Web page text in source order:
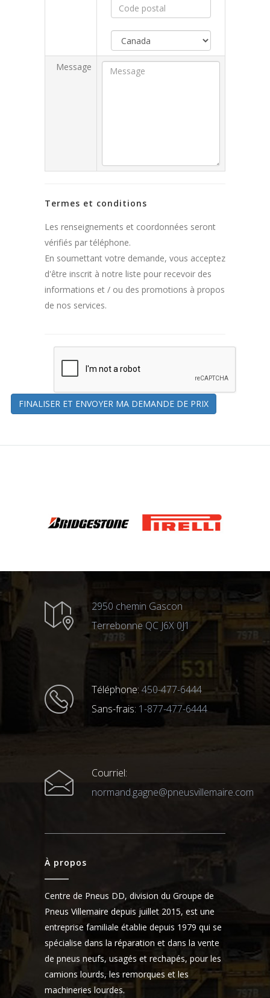
Message
Termes et conditions
Les renseignements et coordonnées seront
vérifiés par téléphone.
En soumettant votre demande, vous acceptez
d'être inscrit à notre liste pour recevoir des
informations et / ou des promotions à propos
de nos services.
FINALISER ET ENVOYER MA DEMANDE DE PRIX
2950 chemin Gascon
Terrebonne QC J6X 0J1
Téléphone: 450-477-6444
Sans-frais: 1-877-477-6444
Courriel:
normand.gagne@pneusvillemaire.com
À propos
Centre de Pneus DD, division du Groupe de
Pneus Villemaire depuis juillet 2015, est une
entreprise familiale établie depuis 1979 qui se
spécialise dans la réparation et dans la vente
de pneus neufs, usagés et rechapés, pour les
camions lourds, les remorques et les
machineries lourdes.